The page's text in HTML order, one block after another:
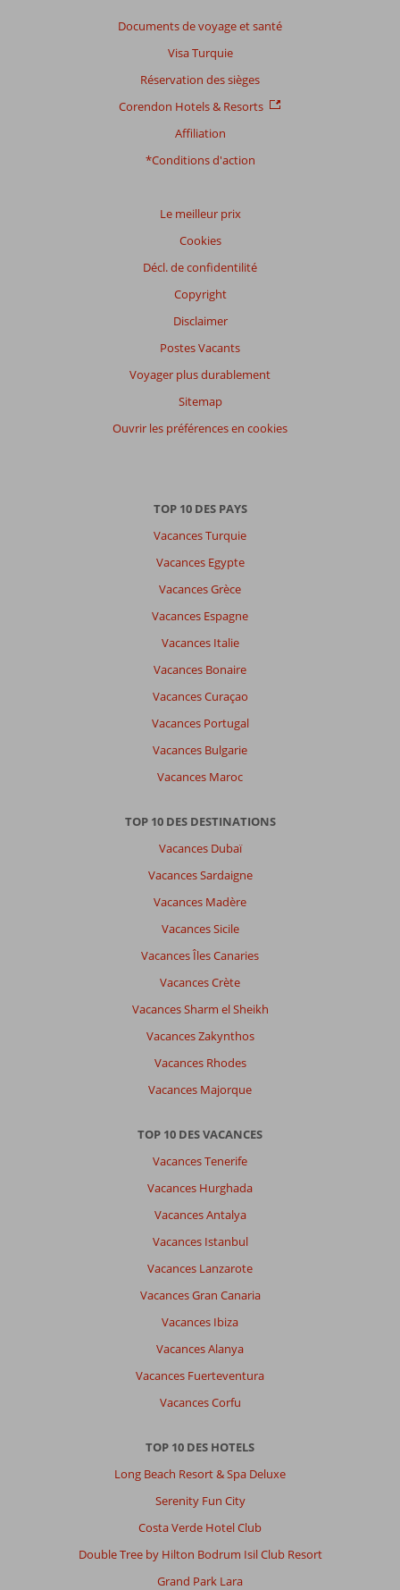
Documents de voyage et santé
Visa Turquie
Réservation des sièges
Corendon Hotels & Resorts
Affiliation
*Conditions d'action
Le meilleur prix
Cookies
Décl. de confidentilité
Copyright
Disclaimer
Postes Vacants
Voyager plus durablement
Sitemap
Ouvrir les préférences en cookies
TOP 10 DES PAYS
Vacances Turquie
Vacances Egypte
Vacances Grèce
Vacances Espagne
Vacances Italie
Vacances Bonaire
Vacances Curaçao
Vacances Portugal
Vacances Bulgarie
Vacances Maroc
TOP 10 DES DESTINATIONS
Vacances Dubaï
Vacances Sardaigne
Vacances Madère
Vacances Sicile
Vacances Îles Canaries
Vacances Crète
Vacances Sharm el Sheikh
Vacances Zakynthos
Vacances Rhodes
Vacances Majorque
TOP 10 DES VACANCES
Vacances Tenerife
Vacances Hurghada
Vacances Antalya
Vacances Istanbul
Vacances Lanzarote
Vacances Gran Canaria
Vacances Ibiza
Vacances Alanya
Vacances Fuerteventura
Vacances Corfu
TOP 10 DES HOTELS
Long Beach Resort & Spa Deluxe
Serenity Fun City
Costa Verde Hotel Club
Double Tree by Hilton Bodrum Isil Club Resort
Grand Park Lara